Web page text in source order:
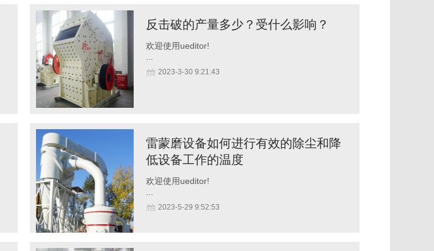
反击破的产量多少？受什么影响？
欢迎使用ueditor!
…
2023-3-30 9:21:43
雷蒙磨设备如何进行有效的除尘和降
低设备工作的温度
欢迎使用ueditor!
…
2023-5-29 9:52:53